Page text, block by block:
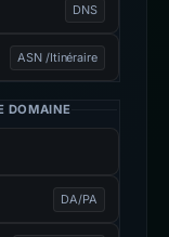
DNS
ASN /Itinéraire
DOMAINE
DA/PA